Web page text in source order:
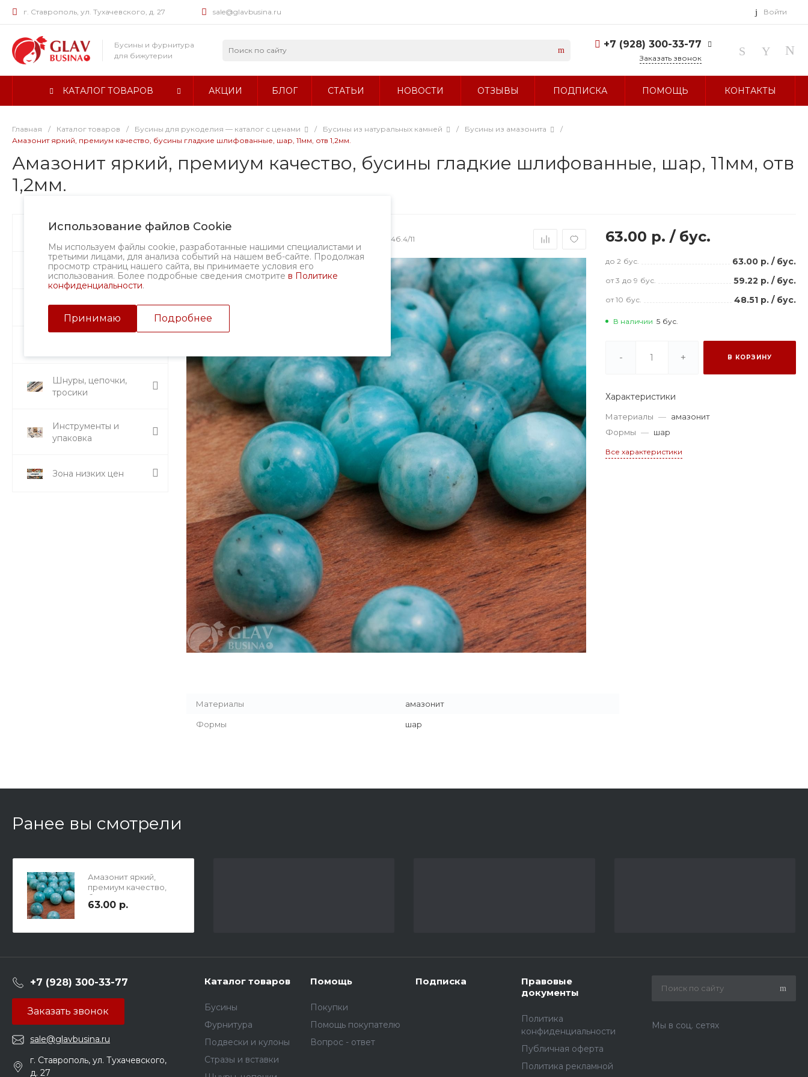
г. Ставрополь, ул. Тухачевского, д. 27 sale@glavbusina.ru Войти
Бусины и фурнитура
для бижутерии
+7 (928) 300-33-77
г. Ставрополь, ул.
Заказать звонок
КАТАЛОГ ТОВАРОВ АКЦИИ БЛОГ СТАТЬИ НОВОСТИ ОТЗЫВЫ ПОДПИСКА ПОМОЩЬ КОНТАКТЫ
Главная / Каталог товаров / Бусины для рукоделия — каталог с ценами / Бусины из натуральных камней / Бусины из амазонита
/
Амазонит яркий, премиум качество, бусины гладкие шлифованные, шар, 11мм, отв 1,2мм.
Амазонит яркий, премиум качество, бусины гладкие шлифованные, шар, 11мм, отв
1,2мм.
Использование файлов Cookie
Мы используем файлы cookie, разработанные нашими специалистами и
третьими лицами, для анализа событий на нашем веб-сайте. Продолжая
просмотр страниц нашего сайта, вы принимаете условия его
использования. Более подробные сведения смотрите в Политике
конфиденциальности.
Принимаю Подробнее
Бусины
Фурнитура
Подвески и кулоны
Шнуры, цепочки,
тросики
Инструменты и
упаковка
Зона низких цен
2604б.4/11 63.00 р./ бус.
до 2 бус. 63.00 р. / бус.
от 3 до 9 бус. 59.22 р. / бус.
от 10 бус. 48.51 р. / бус.
В наличии 5 бус.
- + В КОРЗИНУ
Характеристики
Материалы — амазонит
Формы — шар
Все характеристики
Материалы амазонит
Формы шар
Ранее вы смотрели
Амазонит яркий,
премиум качество,
бусины гладкие
шлифованные, шар,
63.00 р.
+7 (928) 300-33-77
Заказать звонок
sale@glavbusina.ru
г. Ставрополь, ул. Тухачевского,
д. 27
Каталог товаров
Бусины
Фурнитура
Подвески и кулоны
Стразы и вставки
Помощь
Покупки
Помощь покупателю
Вопрос - ответ
Подписка
Правовые
документы
Политика
конфиденциальности
Публичная оферта
Политика рекламной
Мы в соц. сетях